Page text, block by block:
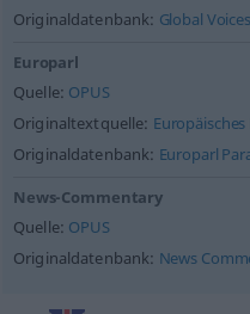
Originaldatenbank: Global
Europarl
Quelle: OPUS
Originaltextquelle:
Originaldatenbank: Europarl
News-Commentary
Quelle: OPUS
Originaldatenbank: News